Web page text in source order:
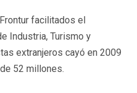
facilitados el
Industria, Turismo y
extranjeros cayó en 2009
52 millones.